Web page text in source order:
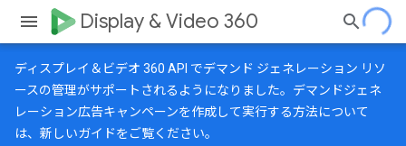
Display & Video 360
ディスプレイ＆ビデオ 360 API でデマンド ジェネレーション リソ
ースの管理がサポートされるようになりました。デマンドジェネ
レーション広告キャンペーンを作成して実行する方法について
は、 新しいガイドをご覧ください。